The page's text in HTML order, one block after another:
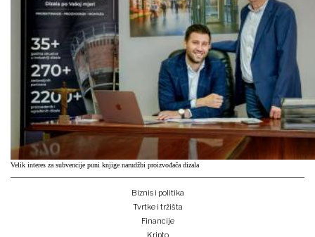
Velik interes za subvencije puni knjige narudžbi proizvođača dizala
Biznis i politika
Tvrtke i tržišta
Financije
Kripto